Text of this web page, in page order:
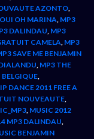
AZONTO,
OH MARINA, MP3
DALINDAU, MP3
CAMELA, MP3
SAVE ME BENJAMIN
, MP3 THE
,
DANCE 2011 FREE A
NOUVEAUTE,
, MUSIC 2012
MP3 DALINDAU,
BENJAMIN